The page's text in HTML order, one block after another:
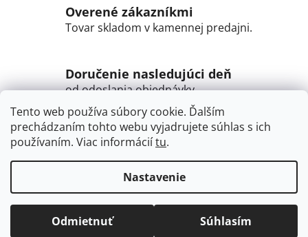
Tento web používa súbory cookie. Ďalším
prechádzaním tohto webu vyjadrujete súhlas s ich
používaním. Viac informáciítu.
Nastavenie
Odmietnuť Súhlasím
TIP : Pridávaním ďalších položiek do objednávky sa automaticky
Overené zákazníkmi
Tovar skladom v kamennej predajni.
Doručenie nasledujúci deň
od odoslania objednávky
Doručenie do výdajných miest
PACKETY, AlzaBOXov,
BalíkoBOXov Slovenskej pošty + doručenie
NA POŠTU / KURIÉROM na Adresu
Vytvoril Shoptet
Copyright 2026
. Všetky práva